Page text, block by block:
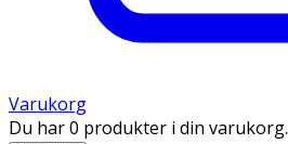
Varukorg
Du har 0 produkter i din varukorg.